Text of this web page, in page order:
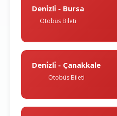
Deni̇zli̇ - Bursa
Otobüs Bileti
Deni̇zli̇ - Çanakkale
Otobüs Bileti